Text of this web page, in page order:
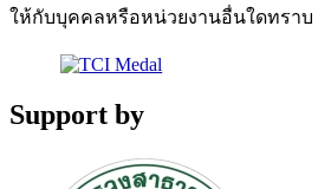
ให้กับบุคคลหรือหน่วยงานอื่นใดทราบ
Support by